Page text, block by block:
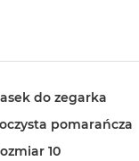
do zegarka
pomarańcza
10